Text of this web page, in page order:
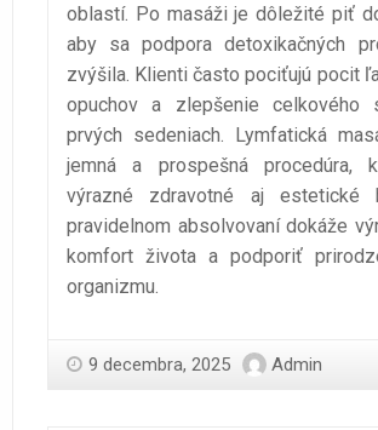
oblastí. Po masáži je dôležité piť
aby sa podpora detoxikačných
zvýšila. Klienti často pociťujú pocit
opuchov a zlepšenie celkového
prvých sedeniach. Lymfatická
jemná a prospešná procedúra,
výrazné zdravotné aj estetické
pravidelnom absolvovaní dokáže
komfort života a podporiť
organizmu.
9 decembra, 2025 Admin